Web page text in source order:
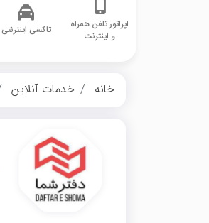
اپراتور تلفن همراه
و اینترنت
تاکسی اینترنتی
خانه خدمات آنلاین